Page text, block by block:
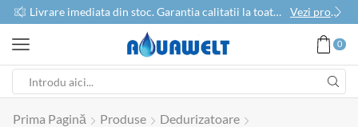
Livrare imediata din stoc. Garantia calitatii la toate produsele Vezi produse
0
Prima Pagină Produse
Dedurizatoare